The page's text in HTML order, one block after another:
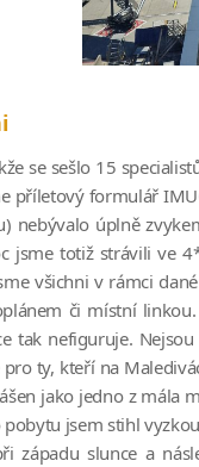
se sešlo 15
formulář
úplně
totiž strávili ve
všichni v rámci
či místní
nefiguruje.
ty, kteří na
jako jedno z mála
jsem stihl
slunce a